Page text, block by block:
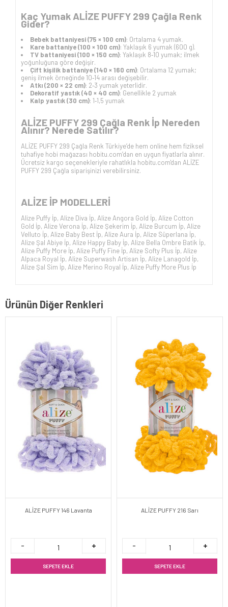
Kaç Yumak ALİZE PUFFY 299 Çağla Renk
Gider?
Bebek battaniyesi (75 × 100 cm): Ortalama 4 yumak.
Kare battaniye (100 × 100 cm): Yaklaşık 6 yumak (600 g).
TV battaniyesi (100 × 150 cm): Yaklaşık 8‑10 yumak; ilmek
yoğunluğuna göre değişir.
Çift kişilik battaniye (140 × 160 cm): Ortalama 12 yumak;
geniş ilmek örneğinde 10‑14 arası değişebilir.
Atkı (200 × 22 cm): 2‑3 yumak yeterlidir.
Dekoratif yastık (40 × 40 cm): Genellikle 2 yumak
Kalp yastık (30 cm): 1‑1,5 yumak
ALİZE PUFFY 299 Çağla Renk İp Nereden
Alınır? Nerede Satılır?
ALİZE PUFFY 299 Çağla Renk Türkiye’de hem online hem fiziksel
tuhafiye hobi mağazası hobitu.com’dan en uygun fiyatlarla alınır.
Ücretsiz kargo seçenekleriyle rahatlıkla hobitu.com'dan ALİZE
PUFFY 299 Çağla siparişinizi verebilirsiniz.
ALİZE İP MODELLERİ
Alize Puffy İp, Alize Diva İp, Alize Angora Gold İp, Alize Cotton
Gold İp, Alize Verona İp, Alize Şekerim İp, Alize Burcum İp, Alize
Velluto İp, Alize Baby Best İp, Alize Aura İp, Alize Süperlana İp,
Alize Şal Abiye İp, Alize Happy Baby İp, Alize Bella Ombre Batik İp,
Alize Puffy More İp, Alize Puffy Fine İp, Alize Softy Plus İp, Alize
Alpaca Royal İp, Alize Superwash Artisan İp, Alize Lanagold İp,
Alize Şal Sim İp, Alize Merino Royal İp, Alize Puffy More Plus İp
Ürünün Diğer Renkleri
ALİZE PUFFY 146 Lavanta
SEPETE EKLE
ALİZE PUFFY 216 Sarı
SEPETE EKLE